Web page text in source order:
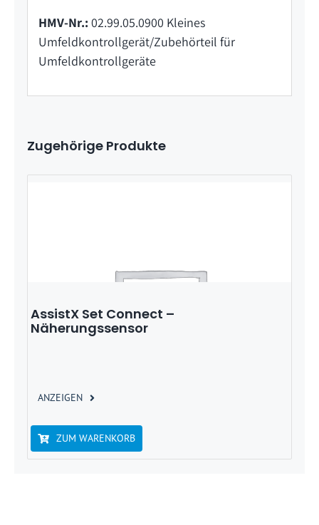
HMV-Nr.: 02.99.05.0900 Kleines
Umfeldkontrollgerät/Zubehörteil für
Umfeldkontrollgeräte
Zugehörige Produkte
AssistX Set Connect –
Näherungssensor
ANZEIGEN
ZUM WARENKORB